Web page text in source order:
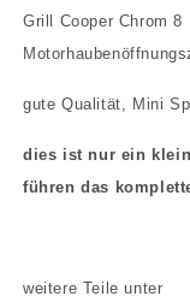
Eingriff
Rover
1992
2000
Grill Cooper Chrom
gute Qualität, Mini
dies ist nur ein
führen das
weitere Teile unter